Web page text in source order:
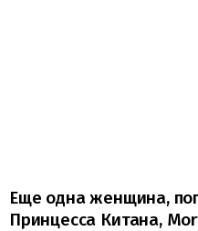
Еще одна женщина,
Принцесса Китана,